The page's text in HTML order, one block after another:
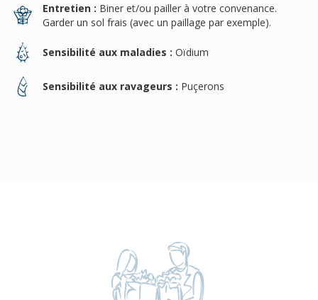
Entretien : Biner et/ou pailler à votre convenance.
Garder un sol frais (avec un paillage par exemple).
Sensibilité aux maladies : Oïdium
Sensibilité aux ravageurs : Puçerons